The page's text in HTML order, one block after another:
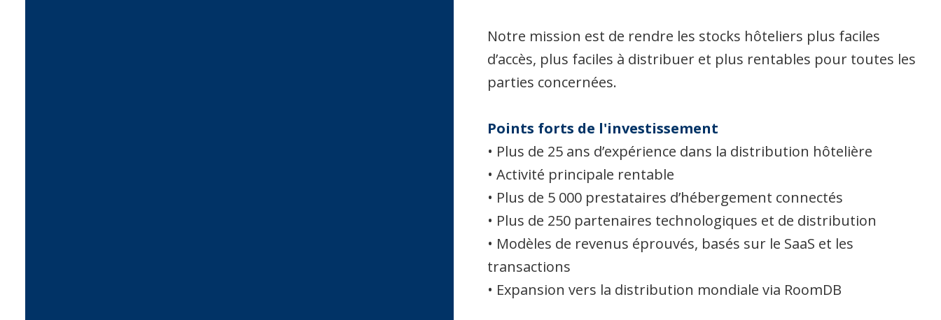
Notre mission est de rendre les stocks hôteliers plus faciles
d’accès, plus faciles à distribuer et plus rentables pour toutes les
parties concernées.
Points forts de l'investissement
• Plus de 25 ans d’expérience dans la distribution hôtelière
• Activité principale rentable
• Plus de 5 000 prestataires d’hébergement connectés
• Plus de 250 partenaires technologiques et de distribution
• Modèles de revenus éprouvés, basés sur le SaaS et les
transactions
• Expansion vers la distribution mondiale via RoomDB